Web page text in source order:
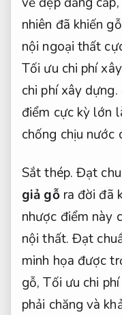
nhiên đã khiến
nội ngoại thất
Tối ưu chi phí
chi phí xây dựng.
điểm cực kỳ lớn
chống chịu nước
Sắt thép. Đạt
giả gỗra đời đã
nhược điểm này
nội thất. Đạt
minh họa được
gỗ,Tối ưu chi
phải chăng và